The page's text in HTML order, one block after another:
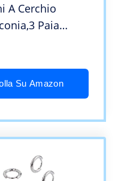
A Cerchio
Paia
Sleeper
Su Amazon